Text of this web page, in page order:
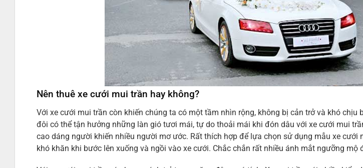
Nên thuê xe cưới mui trần hay không?
Với xe cưới mui trần còn khiến chúng ta có một tầm nhìn rộng, không bị cản trở và khó chịu
đôi có thể tận hưởng những làn gió tươi mái, tự do thoải mái khi đón dâu với xe cưới mui
cao dáng người khiến nhiều người mơ ước. Rất thích hợp để lựa chọn sử dụng mẫu xe cưới
khó khăn khi bước lên xuống và ngồi vào xe cưới. Chắc chắn rất nhiều ánh mắt ngưỡng mộ